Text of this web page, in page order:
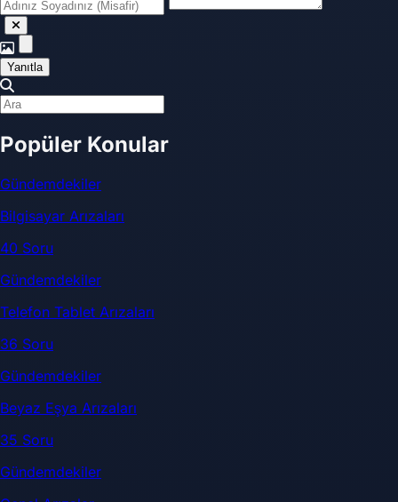
Yanıtla
Popüler Konular
Gündemdekiler
Bilgisayar Arızaları
40 Soru
Gündemdekiler
Telefon Tablet Arızaları
36 Soru
Gündemdekiler
Beyaz Eşya Arızaları
35 Soru
Gündemdekiler